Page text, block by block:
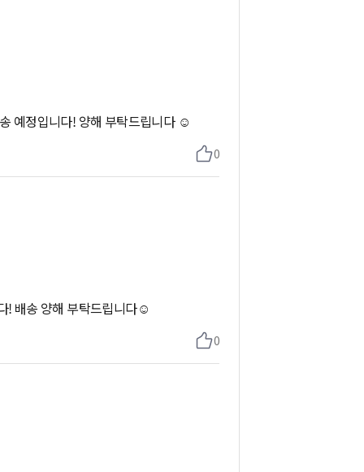
예정입니다! 양해 부탁드립니다 ☺️
0
! 배송 양해 부탁드립니다☺️
0